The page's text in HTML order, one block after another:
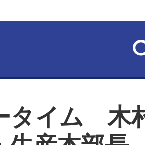
タイム 木